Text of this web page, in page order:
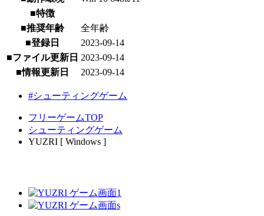
■特徴
■推奨年齢
全年齢
■登録日
2023-09-14
■ファイル更新日 2023-09-14
■情報更新日
2023-09-14
#シューティングゲーム
フリーゲームTOP
シューティングゲーム
YUZRI [ Windows ]